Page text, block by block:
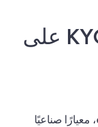
كيف تعمل حلول KYC على
أصبحت حلول KYC، أو خدمات eKYC، معيارًا صناعيًا